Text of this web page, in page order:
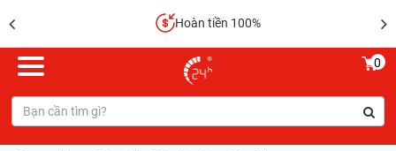
Hoàn tiền 100%
0